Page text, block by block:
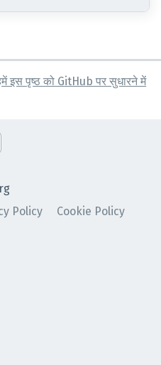
इस पृष्ठ को GitHub पर सुधारने में
Policy
Cookie Policy